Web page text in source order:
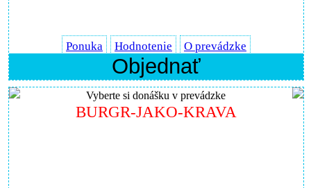
Ponuka Hodnotenie O prevádzke
Objednať
Vyberte si donášku v prevádzke
BURGR-JAKO-KRAVA